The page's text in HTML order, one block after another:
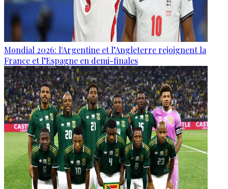
Mondial 2026: l'Argentine et l’Angleterre rejoignent la
France et l’Espagne en demi-finales